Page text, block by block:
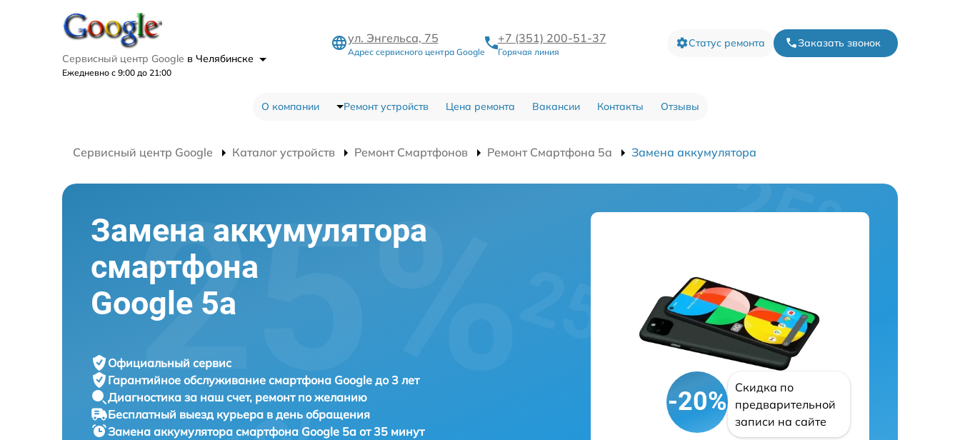
Сервисный центр Google в Челябинске
Ежедневно с 9:00 до 21:00
ул. Энгельса, 75
Адрес сервисного центра Google
+7 (351) 200-51-37
Горячая линия
Статус ремонта Заказать звонок
О компании Ремонт устройств Цена ремонта Вакансии Контакты Отзывы
Сервисный центр Google Каталог устройств Ремонт Смартфонов Ремонт Смартфона 5a Замена аккумулятора
Замена аккумулятора
смартфона
Google 5a
Официальный сервис
Гарантийное обслуживание смартфона Google до 3 лет
Диагностика за наш счет, ремонт по желанию
Бесплатный выезд курьера в день обращения
Замена аккумулятора смартфона Google 5a от 35 минут
-20%
Скидка по
предварительной
записи на сайте